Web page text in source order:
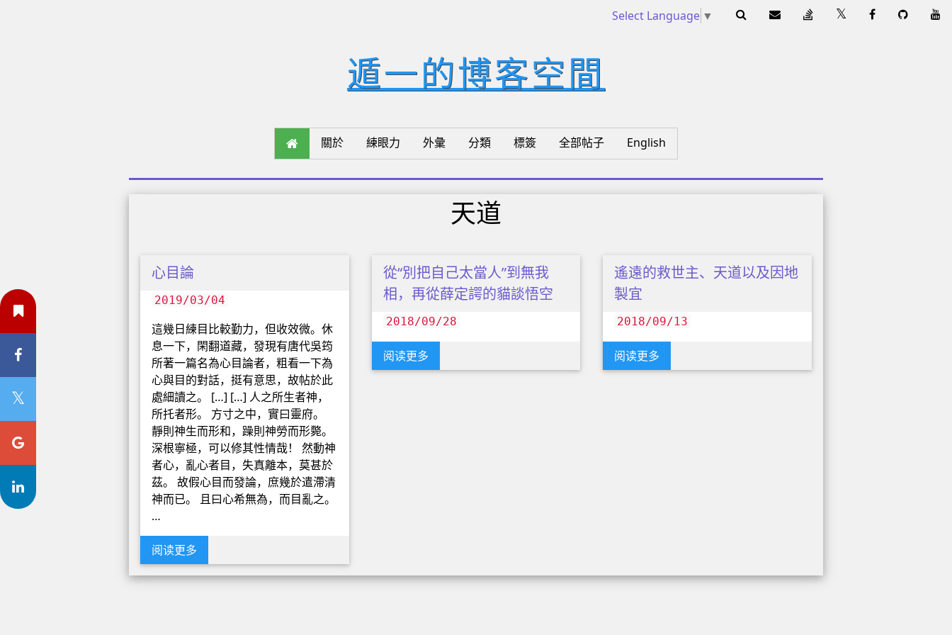
Select Language ▼
遁一的博客空間
關於 練眼力 外彙 分類 標簽 全部帖子 English
天道
心目論
2019/03/04
這幾日練目比較勤力，但收效微。休
息一下，閑翻道藏，發現有唐代吳筠
所著一篇名為心目論者，粗看一下為
心與目的對話，挺有意思，故帖於此
處細讀之。 […] […] 人之所生者神，
所托者形。 方寸之中，實曰靈府。
靜則神生而形和，躁則神勞而形斃。
深根寧極，可以修其性情哉！ 然動神
者心，亂心者目，失真離本，莫甚於
茲。 故假心目而發論，庶幾於遣滯清
神而已。 且曰心希無為，而目亂之。
…
阅读更多
從“別把自己太當人”到無我
相，再從薛定諤的貓談悟空
2018/09/28
阅读更多
遙遠的救世主、天道以及因地
製宜
2018/09/13
阅读更多